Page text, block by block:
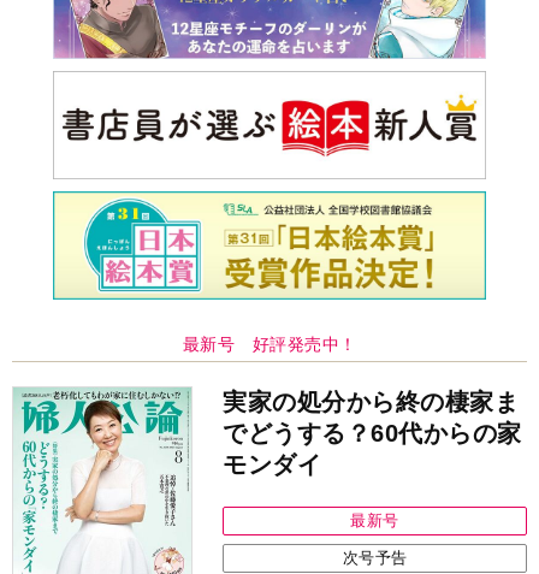
最新号 好評発売中！
実家の処分から終の棲家ま
でどうする？60代からの家
モンダイ
最新号
次号予告